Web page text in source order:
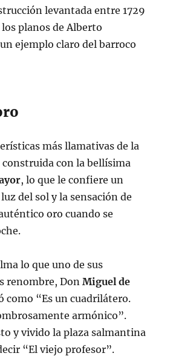
levantada entre 1729
planos de Alberto
ejemplo claro del barroco
más llamativas de la
construida con la bellísima
, lo que le confiere un
del sol y la sensación de
oro cuando se
lo que uno de sus
renombre, DonMiguel de
como “Es un cuadrilátero.
armónico”.
y vivido la plaza salmantina
“El viejo profesor”.